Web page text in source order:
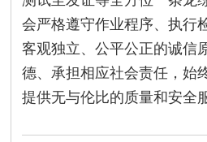
会严格遵守作业程序、执行
客观独立、公平公正的诚信
德、承担相应社会责任，始
提供无与伦比的质量和安全